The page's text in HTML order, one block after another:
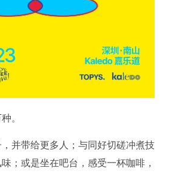
。
并带给更多人；与同好切磋冲煮技
；或是坐在吧台，感受一杯咖啡，